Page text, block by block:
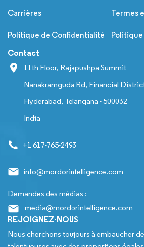
Carrières Termes
Politique de Confidentialité
Contact
11th Floor, Rajapushpa Summit
Nanakramguda Rd, Financial
Hyderabad, Telangana - 500032
India
+1 617-765-2493
info@mordorintelligence.com
Demandes des médias :
media@mordorintelligence.com
REJOIGNEZ-NOUS
Nous cherchons toujours à embaucher